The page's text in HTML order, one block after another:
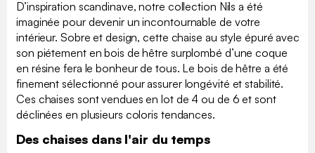
D’inspiration scandinave, notre collection Nils a été
imaginée pour devenir un incontournable de votre
intérieur. Sobre et design, cette chaise au style épuré avec
son piétement en bois de hêtre surplombé d’une coque
en résine fera le bonheur de tous. Le bois de hêtre a été
finement sélectionné pour assurer longévité et stabilité.
Ces chaises sont vendues en lot de 4 ou de 6 et sont
déclinées en plusieurs coloris tendances.
Des chaises dans l'air du temps